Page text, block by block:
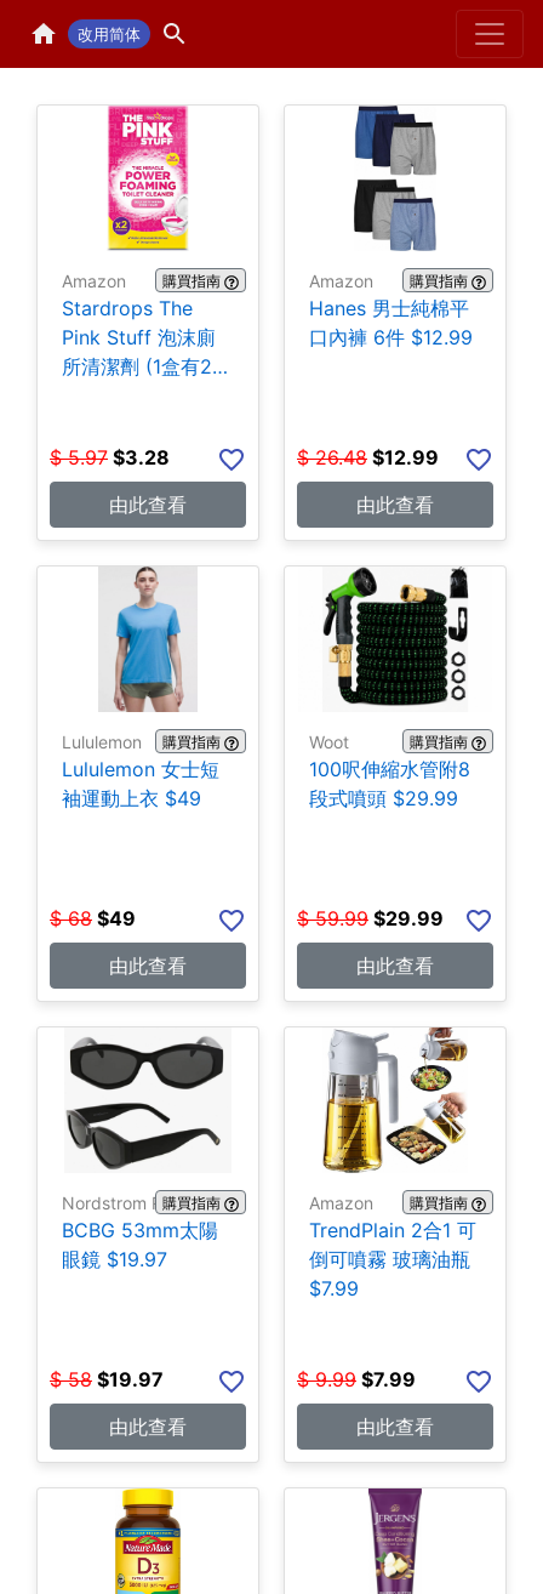
改用简体 Home
Amazon 購買指南
Stardrops The
Pink Stuff 泡沫廁
所清潔劑 (1盒有2
$ 5.97 $3.28
由此查看
Amazon 購買指南
Hanes 男士純棉平
口內褲 6件 $12.99
$ 26.48 $12.99
由此查看
Lululemon 購買指南
Lululemon 女士短
袖運動上衣 $49
$ 68 $49
由此查看
Woot 購買指南
100呎伸縮水管附8
段式噴頭 $29.99
$ 59.99 $29.99
由此查看
Nordstrom Rack購買指南
BCBG 53mm太陽
眼鏡 $19.97
$ 58 $19.97
由此查看
Amazon 購買指南
TrendPlain 2合1 可
倒可噴霧 玻璃油瓶
$7.99
$ 9.99 $7.99
由此查看